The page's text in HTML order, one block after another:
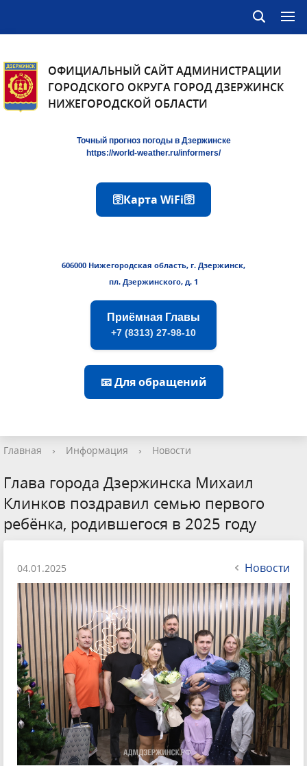
ОФИЦИАЛЬНЫЙ САЙТ АДМИНИСТРАЦИИ
ГОРОДСКОГО ОКРУГА ГОРОД ДЗЕРЖИНСК
НИЖЕГОРОДСКОЙ ОБЛАСТИ
Точный прогноз погоды в Дзержинске
https://world-weather.ru/informers/
🛜Карта WiFi🛜
606000 Нижегородская область, г. Дзержинск,
пл. Дзержинского, д. 1
Приёмная Главы
+7 (8313) 27-98-10
📧 Для обращений
Главная › Информация › Новости
Глава города Дзержинска Михаил
Клинков поздравил семью первого
ребёнка, родившегося в 2025 году
04.01.2025 Новости